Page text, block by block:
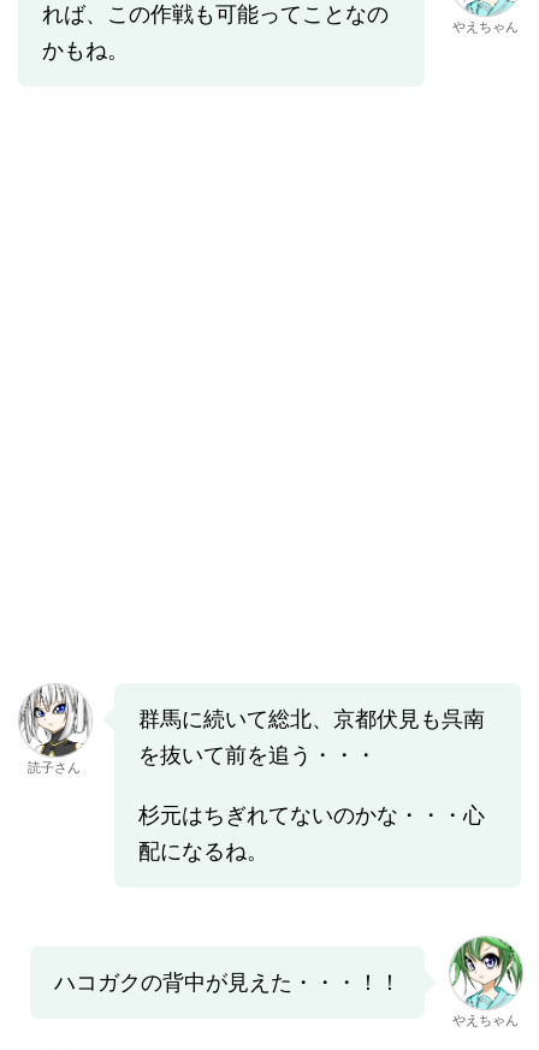
れば、この作戦も可能ってことなの
かもね。
やえちゃん
読子さん
群馬に続いて総北、京都伏見も呉南
を抜いて前を追う・・・
杉元はちぎれてないのかな・・・心
配になるね。
ハコガクの背中が見えた・・・！！
やえちゃん